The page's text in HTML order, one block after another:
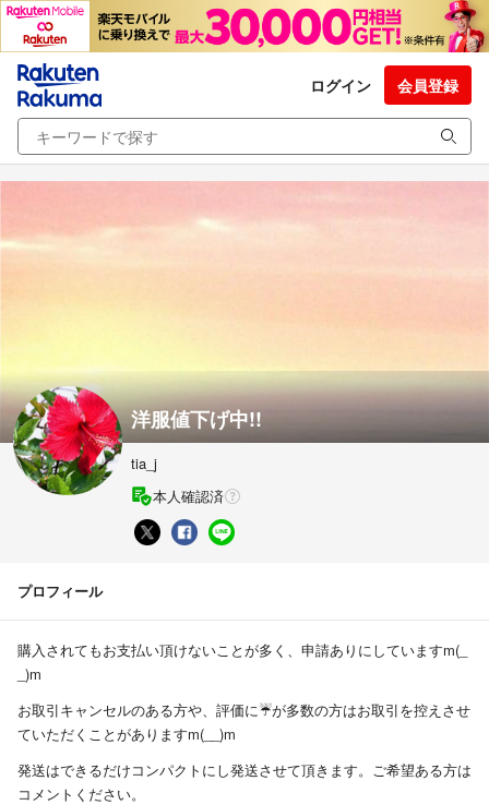
ログイン 会員登録
洋服値下げ中!!
tia_j
本人確認済
プロフィール
購入されてもお支払い頂けないことが多く、申請ありにしていますm(_
_)m
お取引キャンセルのある方や、評価に☔が多数の方はお取引を控えさせ
ていただくことがありますm(__)m
発送はできるだけコンパクトにし発送させて頂きます。ご希望ある方は
コメントください。